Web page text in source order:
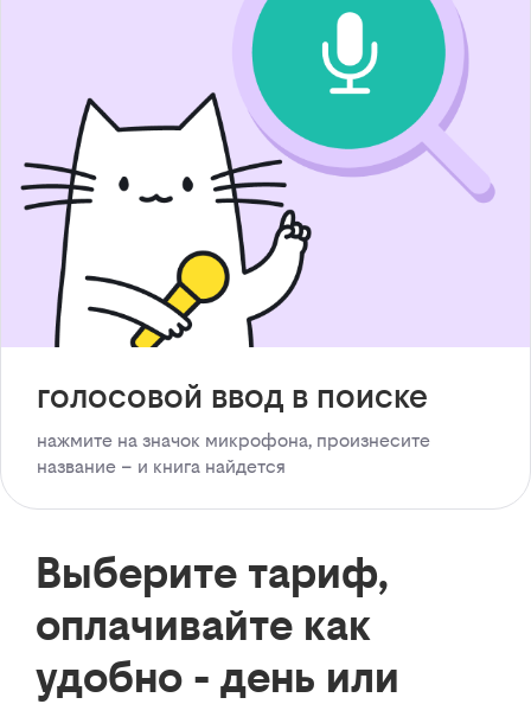
голосовой ввод в поиске
нажмите на значок микрофона, произнесите
название – и книга найдется
Выберите тариф,
оплачивайте как
удобно - день или